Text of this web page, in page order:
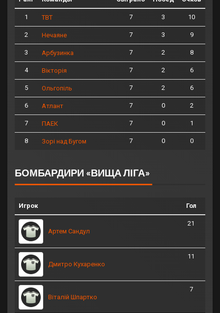
1 ТВТ 7 3 10
2 Нечаяне 7 3 9
3 Арбузинка 7 2 8
4 Вікторія 7 2 6
5 Ольгопіль 7 2 6
6 Атлант 7 0 2
7 ПАЕК 7 0 1
8 Зорі над Бугом 7 0 0
БОМБАРДИРИ «ВИЩА ЛІГА»
Игрок Гол
Артем Сандул
21
Дмитро Кухаренко
11
Віталій Шпартко
7